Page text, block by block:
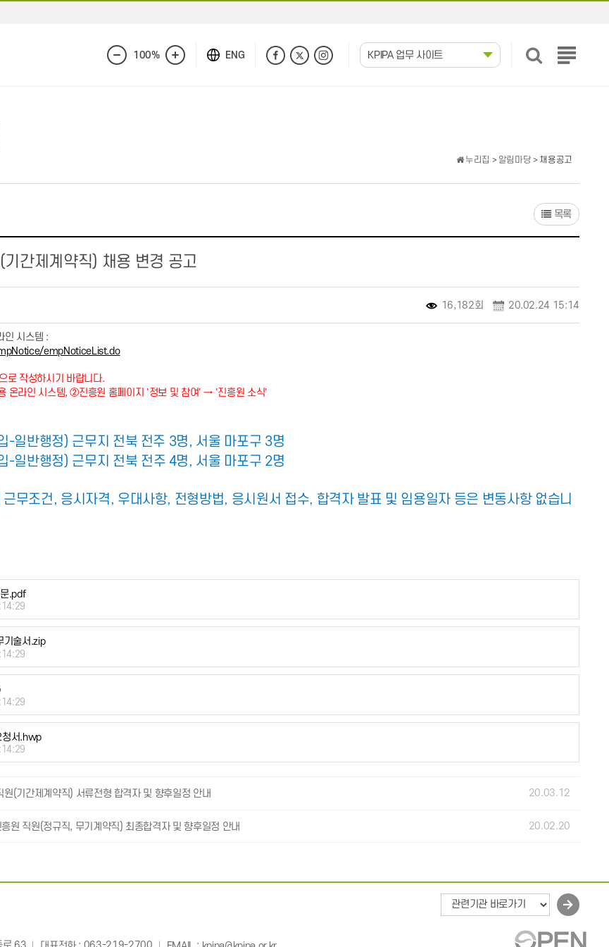
화
100%
화
ENG KPIPA 업무 사이트
전
누리집 > 알림마당 > 채용공고
목록
간제계약직) 채용 변경 공고
16,182회 20.02.24 15:14
인 시스템 :
empNoticeList.do
로 작성하시기 바랍니다.
온라인 시스템, ②진흥원 홈페이지 '정보 및 참여' → '진흥원 소식'
-일반행정) 근무지 전북 전주 3명, 서울 마포구 3명
-일반행정) 근무지 전북 전주 4명, 서울 마포구 2명
무조건, 응시자격, 우대사항, 전형방법, 응시원서 접수, 합격자 발표 및 임용일자 등은 변동사항 없습니
.pdf
기술서.zip
청서.hwp
(기간제계약직) 서류전형 합격자 및 향후일정 안내 20.03.12
원 직원(정규직, 무기계약직) 최종합격자 및 향후일정 안내 20.02.20
바
로
기